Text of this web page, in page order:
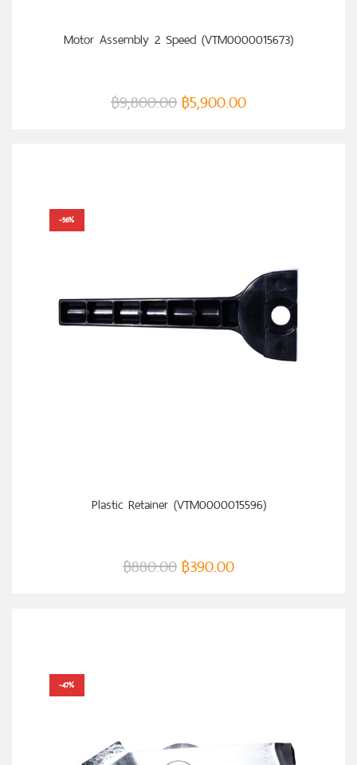
Motor Assembly 2 Speed (VTM0000015673)
฿9,800.00 ฿5,900.00
-56%
Plastic Retainer (VTM0000015596)
฿880.00 ฿390.00
-47%